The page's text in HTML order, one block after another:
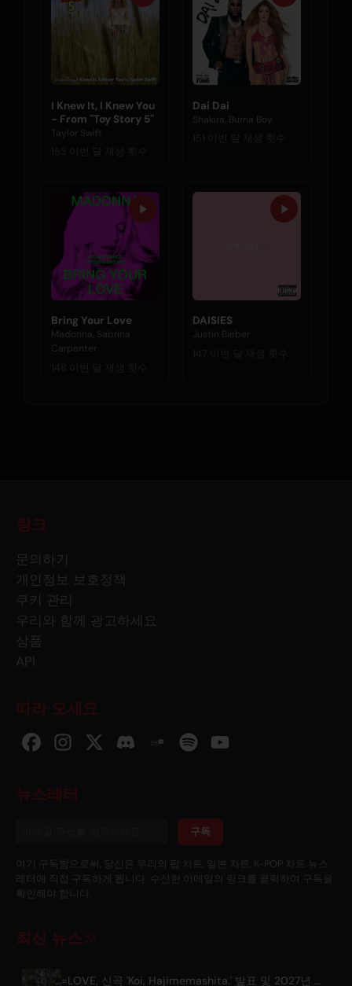
I Knew It, I Knew You
- From "Toy Story 5"
Taylor Swift
Dai Dai
Shakira, Burna Boy
Bring Your Love
Madonna, Sabrina
Carpenter
DAISIES
Justin Bieber
링크
문의하기
개인정보 보호정책
쿠키 관리
우리와 함께 광고하세요
상품
API
따라 오세요
뉴스레터
구독
여기 구독함으로써, 당신은 우리의 팝 차트, 일본 차트, K-POP 차트 뉴스
레터에 직접 구독하게 됩니다. 수신한 이메일의 링크를 클릭하여 구독을
확인해야 합니다.
최신 뉴스
=LOVE, 신곡 'Koi, Hajimemashita.' 발표 및 2027년 도쿄돔 콘서트 개최 예정